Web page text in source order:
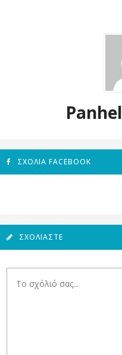
ΣΧΌΛΙΑ FACEBOOK
ΣΧΟΛΙΆΣΤΕ